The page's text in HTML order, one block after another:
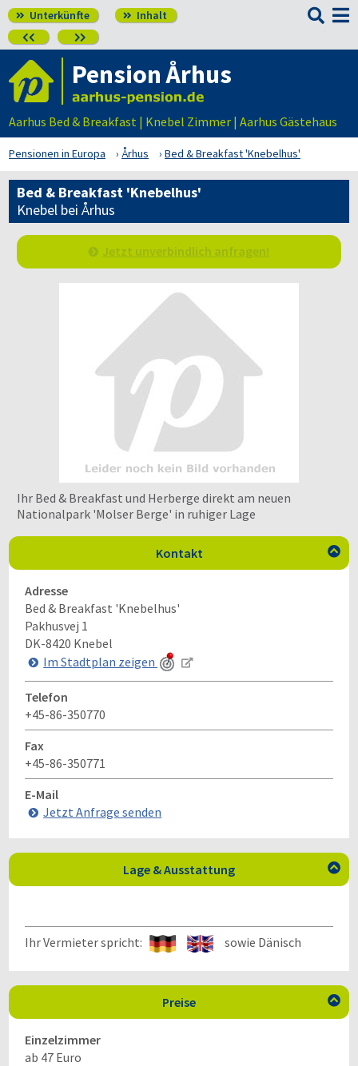
 Unterkünfte  Inhalt
 

Pension Århus
Aarhus Bed & Breakfast | Knebel Zimmer | Aarhus Gästehaus
Pensionen in Europa Århus Bed & Breakfast 'Knebelhus'
Bed & Breakfast 'Knebelhus'
Knebel bei Århus
Jetzt unverbindlich anfragen!
Ihr Bed & Breakfast und Herberge direkt am neuen
Nationalpark 'Molser Berge' in ruhiger Lage
Kontakt 
Adresse
Bed & Breakfast 'Knebelhus'
Pakhusvej 1
DK-8420 Knebel
Im Stadtplan zeigen
Telefon
+45-86-350770
Fax
+45-86-350771
E-Mail
Jetzt Anfrage senden
Lage & Ausstattung 
Ihr Vermieter spricht: sowie Dänisch
Preise 
Einzelzimmer
ab 47 Euro